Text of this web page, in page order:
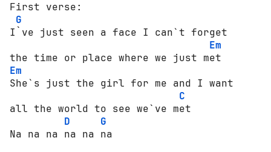
First verse:
G
I`ve just seen a face I can`t forget
Em
Em
She`s just the girl for me and I want
C
all the world to see we`ve met
D
G
Na na na na na na